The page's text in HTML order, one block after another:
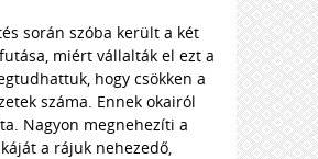
során szóba került a két
miért vállalták el ezt a
hogy csökken a
száma. Ennek okairól
Nagyon megnehezíti a
a rájuk nehezedő,